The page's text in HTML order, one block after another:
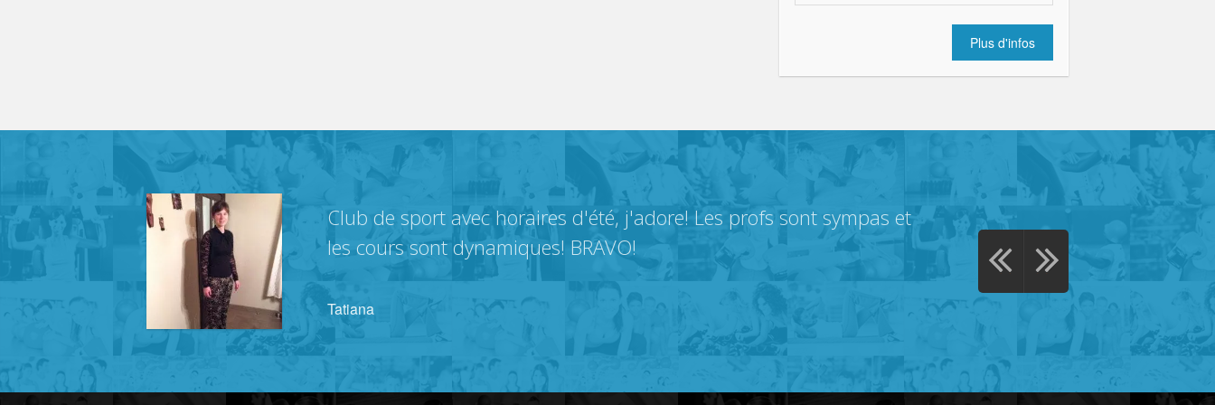
Plus d'infos
Club de sport avec horaires d'été, j'adore! Les profs sont sympas et
les cours sont dynamiques! BRAVO!
Tatiana